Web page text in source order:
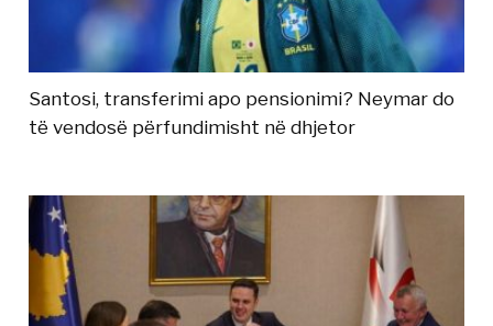
Santosi, transferimi apo pensionimi? Neymar do
të vendosë përfundimisht në dhjetor